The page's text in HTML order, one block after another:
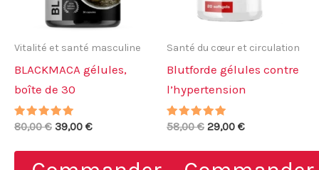
Vitalité et santé masculine
BLACKMACA gélules,
boîte de 30
Note
80,00€ Le
initial
était :
39,00 €Le
actuel
est :
Santé du cœur et circulation
Blutforde gélules contre
l’hypertension
Note
58,00€ Le
initial
était :
29,00 €Le
actuel
est :